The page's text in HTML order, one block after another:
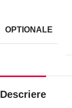
OPTIONALE
Descriere